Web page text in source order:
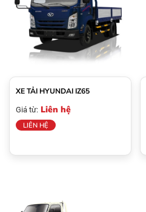
XE TẢI HYUNDAI IZ65
Giá từ: Liên hệ
LIÊN HỆ